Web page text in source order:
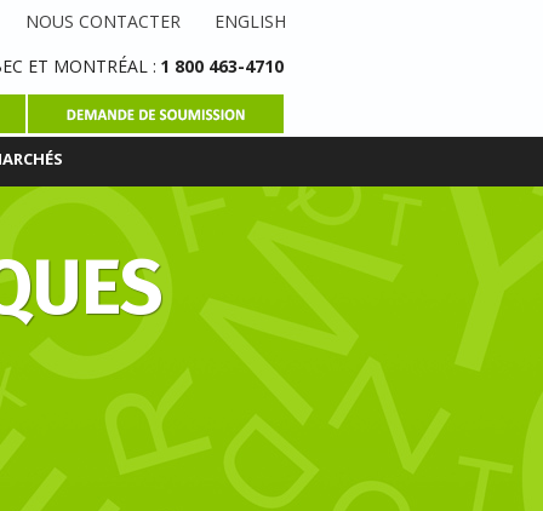
NOUS CONTACTER
ENGLISH
ET MONTRÉAL : 1 800 463-4710